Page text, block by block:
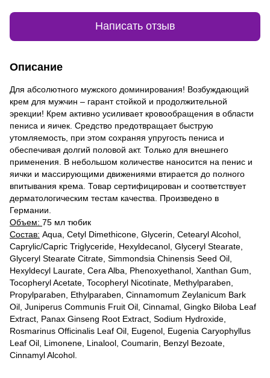
Написать отзыв
Описание
Для абсолютного мужского доминирования! Возбуждающий
крем для мужчин – гарант стойкой и продолжительной
эрекции! Крем активно усиливает кровообращения в области
пениса и яичек. Средство предотвращает быструю
утомляемость, при этом сохраняя упругость пениса и
обеспечивая долгий половой акт. Только для внешнего
применения. В небольшом количестве наносится на пенис и
яички и массирующими движениями втирается до полного
впитывания крема. Товар сертифицирован и соответствует
дерматологическим тестам качества. Произведено в
Германии.
Объем: 75 мл тюбик
Состав: Aqua, Cetyl Dimethicone, Glycerin, Cetearyl Alcohol,
Caprylic/Capric Triglyceride, Hexyldecanol, Glyceryl Stearate,
Glyceryl Stearate Citrate, Simmondsia Chinensis Seed Oil,
Hexyldecyl Laurate, Cera Alba, Phenoxyethanol, Xanthan Gum,
Tocopheryl Acetate, Tocopheryl Nicotinate, Methylparaben,
Propylparaben, Ethylparaben, Cinnamomum Zeylanicum Bark
Oil, Juniperus Communis Fruit Oil, Cinnamal, Gingko Biloba Leaf
Extract, Panax Ginseng Root Extract, Sodium Hydroxide,
Rosmarinus Officinalis Leaf Oil, Eugenol, Eugenia Caryophyllus
Leaf Oil, Limonene, Linalool, Coumarin, Benzyl Bezoate,
Cinnamyl Alcohol.